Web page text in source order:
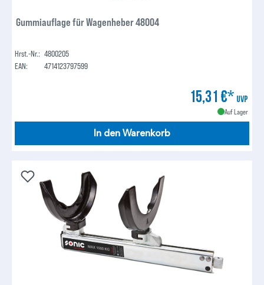
Gummiauflage für Wagenheber 48004
Hrst.-Nr.: 4800205
EAN:
4714123797599
15,31 €* UVP
Auf Lager
In den Warenkorb